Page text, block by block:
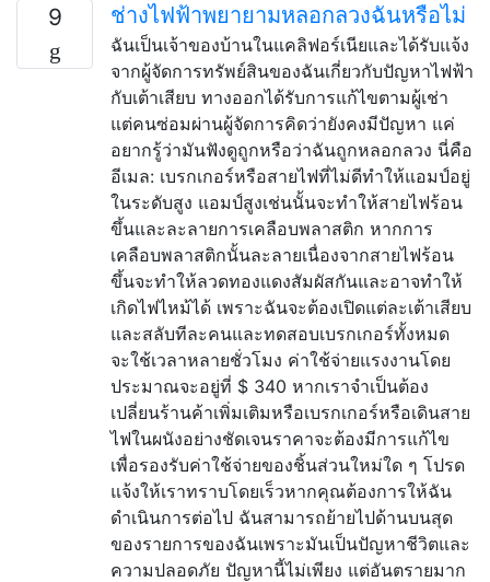
9 ช่างไฟฟ้าพยายามหลอกลวงฉันหรือไม่
ฉันเป็นเจ้าของบ้านในแคลิฟอร์เนียและได้รับแจ้ง
จากผู้จัดการทรัพย์สินของฉันเกี่ยวกับปัญหาไฟฟ้า
กับเต้าเสียบ ทางออกได้รับการแก้ไขตามผู้เช่า
แต่คนซ่อมผ่านผู้จัดการคิดว่ายังคงมีปัญหา แค่
อยากรู้ว่ามันฟังดูถูกหรือว่าฉันถูกหลอกลวง นี่คือ
อีเมล: เบรกเกอร์หรือสายไฟที่ไม่ดีทำให้แอมป์อยู่
ในระดับสูง แอมป์สูงเช่นนั้นจะทำให้สายไฟร้อน
ขึ้นและละลายการเคลือบพลาสติก หากการ
เคลือบพลาสติกนั้นละลายเนื่องจากสายไฟร้อน
ขึ้นจะทำให้ลวดทองแดงสัมผัสกันและอาจทำให้
เกิดไฟไหม้ได้ เพราะฉันจะต้องเปิดแต่ละเต้าเสียบ
และสลับทีละคนและทดสอบเบรกเกอร์ทั้งหมด
จะใช้เวลาหลายชั่วโมง ค่าใช้จ่ายแรงงานโดย
ประมาณจะอยู่ที่ $ 340 หากเราจำเป็นต้อง
เปลี่ยนร้านค้าเพิ่มเติมหรือเบรกเกอร์หรือเดินสาย
ไฟในผนังอย่างชัดเจนราคาจะต้องมีการแก้ไข
เพื่อรองรับค่าใช้จ่ายของชิ้นส่วนใหม่ใด ๆ โปรด
แจ้งให้เราทราบโดยเร็วหากคุณต้องการให้ฉัน
ดำเนินการต่อไป ฉันสามารถย้ายไปด้านบนสุด
ของรายการของฉันเพราะมันเป็นปัญหาชีวิตและ
ความปลอดภัย ปัญหานี้ไม่เพียง แต่อันตรายมาก